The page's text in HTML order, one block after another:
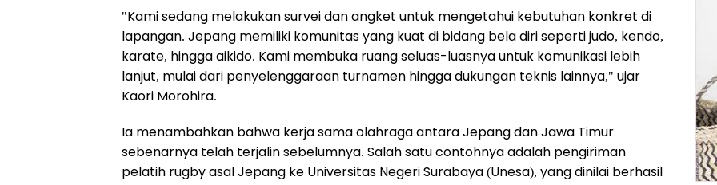
"Kami sedang melakukan survei dan angket untuk mengetahui kebutuhan konkret di
lapangan. Jepang memiliki komunitas yang kuat di bidang bela diri seperti judo, kendo,
karate, hingga aikido. Kami membuka ruang seluas-luasnya untuk komunikasi lebih
lanjut, mulai dari penyelenggaraan turnamen hingga dukungan teknis lainnya," ujar
Kaori Morohira.
Ia menambahkan bahwa kerja sama olahraga antara Jepang dan Jawa Timur
sebenarnya telah terjalin sebelumnya. Salah satu contohnya adalah pengiriman
pelatih rugby asal Jepang ke Universitas Negeri Surabaya (Unesa), yang dinilai berhasil